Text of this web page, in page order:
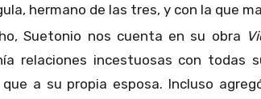
hermano de las tres, y con la que
Suetonio nos cuenta en su obra
relaciones incestuosas con todas
que a su propia esposa. Incluso